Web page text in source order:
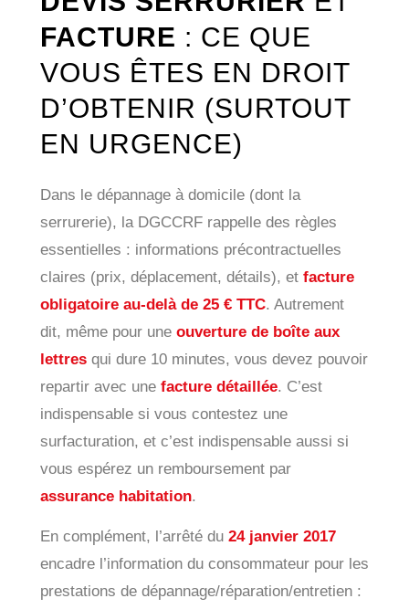
FACTURE : CE QUE
VOUS ÊTES EN DROIT
D’OBTENIR (SURTOUT
EN URGENCE)
Dans le dépannage à domicile (dont la
serrurerie), la DGCCRF rappelle des règles
essentielles : informations précontractuelles
claires (prix, déplacement, détails), et facture
obligatoire au-delà de 25 € TTC. Autrement
dit, même pour une ouverture de boîte aux
lettresqui dure 10 minutes, vous devez pouvoir
repartir avec une facture détaillée. C’est
indispensable si vous contestez une
surfacturation, et c’est indispensable aussi si
vous espérez un remboursement par
assurance habitation.
En complément, l’arrêté du 24 janvier 2017
encadre l’information du consommateur pour les
prestations de dépannage/réparation/entretien :